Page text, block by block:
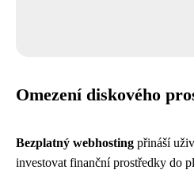
Omezení diskového
Bezplatný webhosting přináší
investovat finanční prostředky do